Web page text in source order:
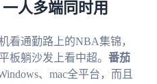
人多端同时用
看通勤路上的NBA集锦，
板躺沙发上看中超。 番茄
、mac全平台，而且